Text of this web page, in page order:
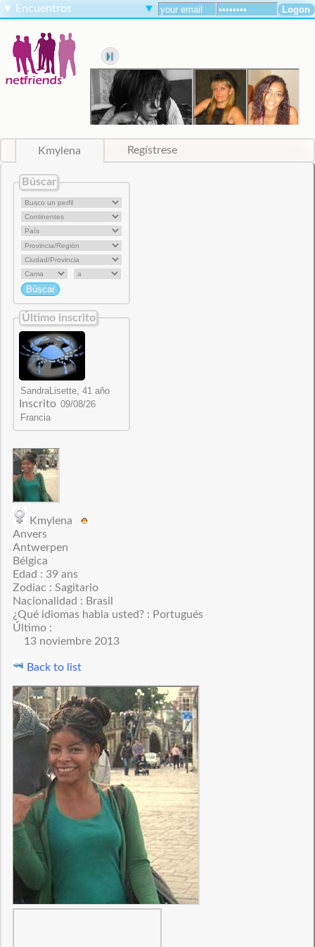
▼ Encuentros ▼
Kmylena Regístrese
Búscar
Último inscrito
Inscrito
Kmylena
Anvers
Antwerpen
Bélgica
Edad : 39 ans
Zodiac : Sagitario
Nacionalidad : Brasil
¿Qué idiomas habla usted? : Portugués
Último :
13 noviembre 2013
Back to list